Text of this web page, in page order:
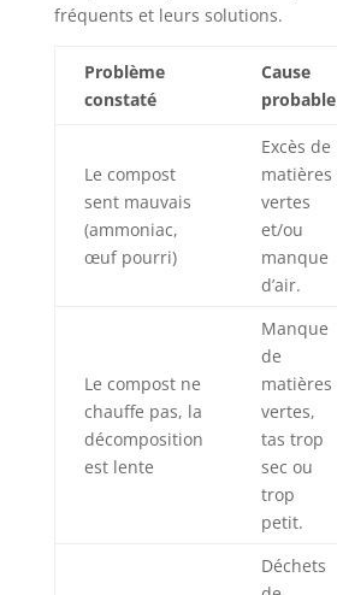
fréquents et leurs solutions.
Problème
constaté
Cause
probable
Le compost
sent mauvais
(ammoniac,
œuf pourri)
Excès de
matières
vertes
et/ou
manque
d’air.
Le compost ne
chauffe pas, la
décomposition
est lente
Manque
de
matières
vertes,
tas trop
sec ou
trop
petit.
Déchets